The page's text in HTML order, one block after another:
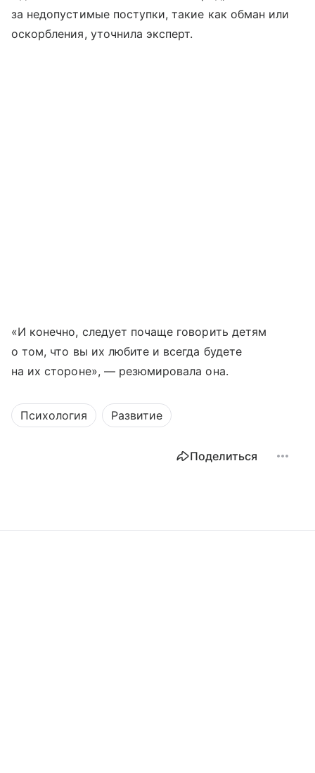
за недопустимые поступки, такие как обман или
оскорбления, уточнила эксперт.
«И конечно, следует почаще говорить детям
о том, что вы их любите и всегда будете
на их стороне», — резюмировала она.
Психология Развитие
Поделиться